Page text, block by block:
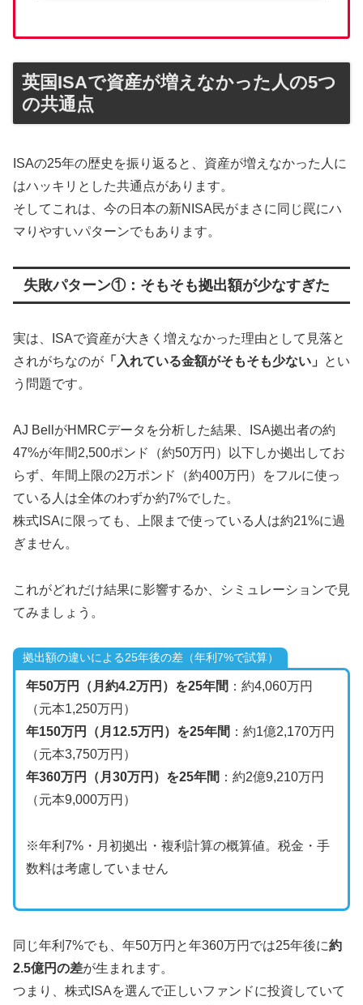
英国ISAで資産が増えなかった人の5つ
の共通点
ISAの25年の歴史を振り返ると、資産が増えなかった人に
はハッキリとした共通点があります。
そしてこれは、今の日本の新NISA民がまさに同じ罠にハ
マりやすいパターンでもあります。
失敗パターン①：そもそも拠出額が少なすぎた
実は、ISAで資産が大きく増えなかった理由として見落と
されがちなのが 「入れている金額がそもそも少ない」
とい
う問題です。
AJ BellがHMRCデータを分析した結果、ISA拠出者の約
47%が年間2,500ポンド（約50万円）以下しか拠出してお
らず、年間上限の2万ポンド（約400万円）をフルに使っ
ている人は全体のわずか約7%でした。
株式ISAに限っても、上限まで使っている人は約21%に過
ぎません。
これがどれだけ結果に影響するか、シミュレーションで見
てみましょう。
拠出額の違いによる25年後の差（年利7%で試算）
年50万円（月約4.2万円）を25年間 ：約4,060万円
（元本1,250万円）
年150万円（月12.5万円）を25年間 ：約1億2,170万円
（元本3,750万円）
年360万円（月30万円）を25年間 ：約2億9,210万円
（元本9,000万円）
※年利7%・月初拠出・複利計算の概算値。税金・手
数料は考慮していません
同じ年利7%でも、年50万円と年360万円では25年後に約
2.5億円の差が生まれます。
つまり、株式ISAを選んで正しいファンドに投資していて